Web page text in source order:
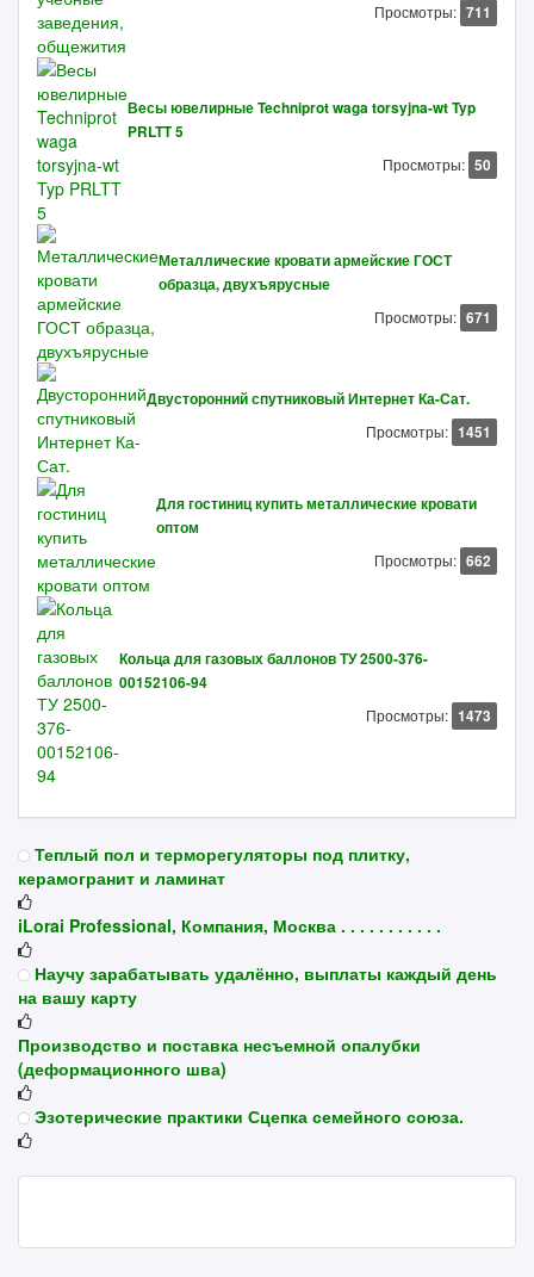
Просмотры: 711
Весы ювелирные Techniprot waga torsyjna-wt Typ
PRLTT 5
Просмотры: 50
Металлические кровати армейские ГОСТ
образца, двухъярусные
Просмотры: 671
Двусторонний спутниковый Интернет Ка-Сат.
Просмотры: 1451
Для гостиниц купить металлические кровати
оптом
Просмотры: 662
Кольца для газовых баллонов ТУ 2500-376-
00152106-94
Просмотры: 1473
Теплый пол и терморегуляторы под плитку,
керамогранит и ламинат
iLorai Professional, Компания, Москва . . . . . . . . . . .
Научу зарабатывать удалённо, выплаты каждый день
на вашу карту
Производство и поставка несъемной опалубки
(деформационного шва)
Эзотерические практики Сцепка семейного союза.